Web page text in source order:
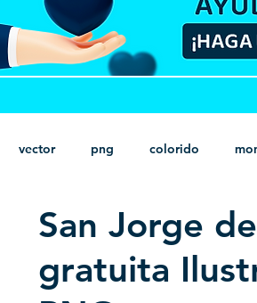
vector png colorido
paquetes infantil
San Jorge
gratuita